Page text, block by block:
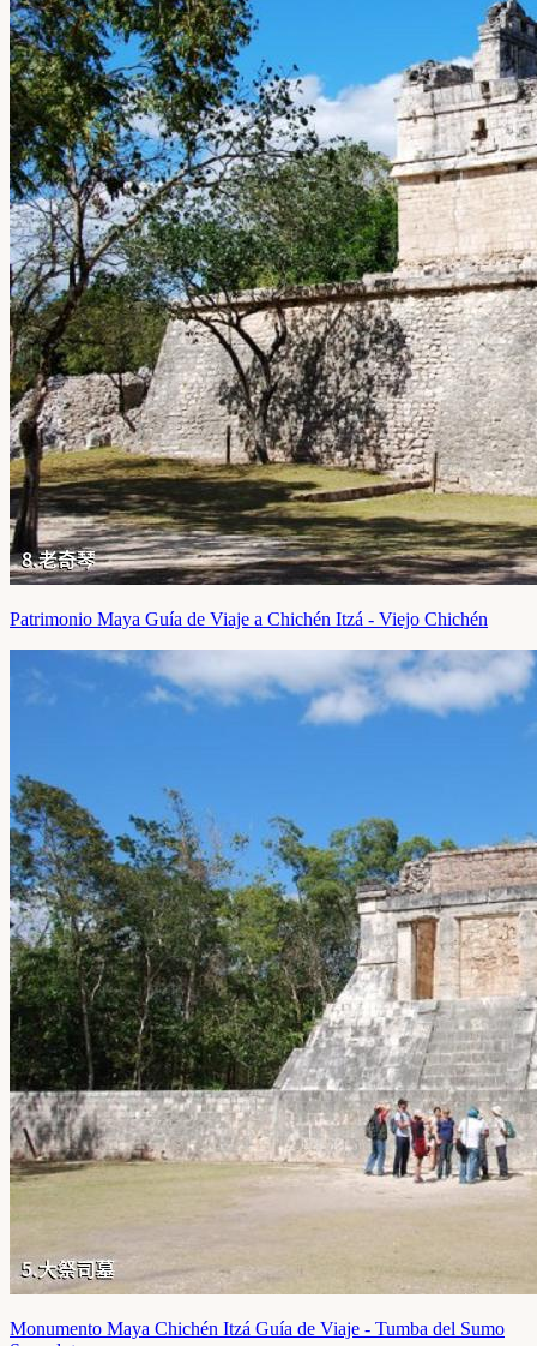
Patrimonio Maya Guía de Viaje a Chichén Itzá - Viejo Chichén
Monumento Maya Chichén Itzá Guía de Viaje - Tumba del Sumo